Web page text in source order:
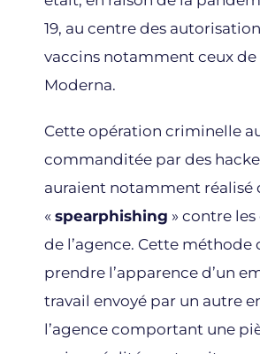
19, au centre des
vaccins notamment ceux de
Moderna.
Cette opération criminelle
commanditée par des
auraient notamment réalisé
« spearphishing » contre
de l’agence. Cette méthode
prendre l’apparence d’un
travail envoyé par un autre
l’agence comportant une